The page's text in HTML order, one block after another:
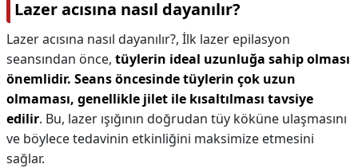
Lazer acısına nasıl dayanılır?
Lazer acısına nasıl dayanılır?, İlk lazer epilasyon
seansından önce, tüylerin ideal uzunluğa sahip olması
önemlidir. Seans öncesinde tüylerin çok uzun
olmaması, genellikle jilet ile kısaltılması tavsiye
edilir. Bu, lazer ışığının doğrudan tüy köküne ulaşmasını
ve böylece tedavinin etkinliğini maksimize etmesini
sağlar.